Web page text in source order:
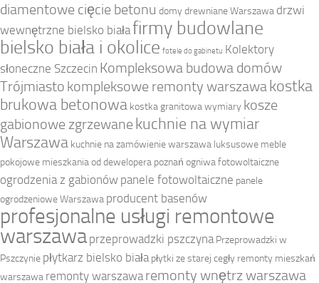
diamentowe cięcie betonu domy drewniane Warszawa drzwi
wewnętrzne bielsko białafirmy budowlane
bielsko biała i okolice fotele do gabinetu Kolektory
słoneczne Szczecin Kompleksowa budowa domów
Trójmiasto kompleksowe remonty warszawakostka
brukowa betonowa kostka granitowa wymiary kosze
gabionowe zgrzewane kuchnie na wymiar
Warszawa kuchnie na zamówienie warszawa luksusowe meble
pokojowe mieszkania od dewelopera poznań ogniwa fotowoltaiczne
ogrodzenia z gabionów panele fotowoltaiczne panele
ogrodzeniowe Warszawa producent basenów
profesjonalne usługi remontowe
warszawa przeprowadzki pszczyna Przeprowadzki w
Pszczynie płytkarz bielsko biała płytki ze starej cegły remonty mieszkań
warszawa remonty warszawa remonty wnętrz warszawa